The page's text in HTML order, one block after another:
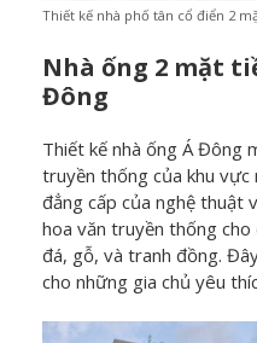
Thiết kế nhà phố tân cổ điển 2
Nhà ống 2 mặt
Đông
Thiết kế nhà ống Á Đông
truyền thống của khu vực
đẳng cấp của nghệ thuật
hoa văn truyền thống
đá, gỗ, và tranh đồng.
cho những gia chủ yêu